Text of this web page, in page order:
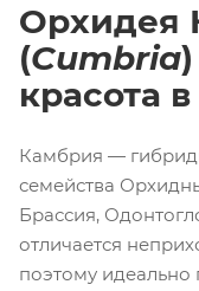
Орхидея
(Cumbria
красота
Камбрия —
семейства
Брассия,
отличается
поэтому